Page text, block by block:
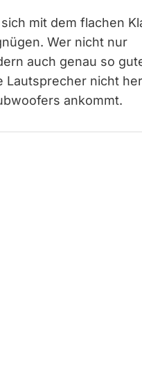
mit dem flachen
Wer nicht nur
auch genau so
Lautsprecher nicht
ankommt.